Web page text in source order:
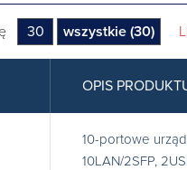
30 wszystkie (30)
OPIS
10-portowe
10LAN/2SFP,